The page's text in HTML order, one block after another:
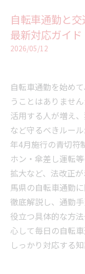
自転車通勤と
最新対応ガイド
2026/05/12
自転車通勤を始め
うことはありませ
活用する人が増え
など守るべきルー
年4月施行の青切符
ホン・傘差し運転
拡大など、法改正
馬県の自転車通勤
徹底解説し、通勤
役立つ具体的な方
心して毎日の自転
しっかり対応する